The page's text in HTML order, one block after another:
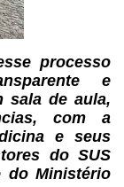
processo
e
sala de aula,
com a
e seus
do SUS
do Ministério